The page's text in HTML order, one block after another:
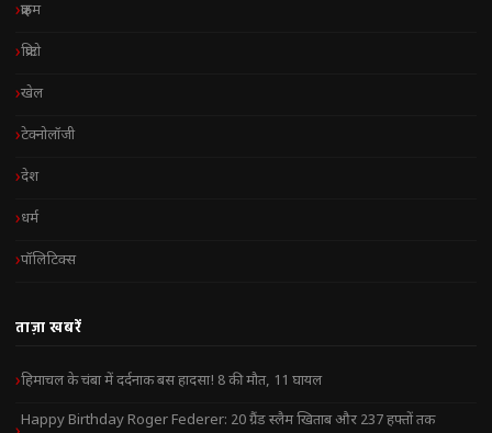
क्राइम
क्रिप्टो
खेल
टेक्नोलॉजी
देश
धर्म
पॉलिटिक्स
ताज़ा खबरें
हिमाचल के चंबा में दर्दनाक बस हादसा! 8 की मौत, 11 घायल
Happy Birthday Roger Federer: 20 ग्रैंड स्लैम खिताब और 237 हफ्तों तक